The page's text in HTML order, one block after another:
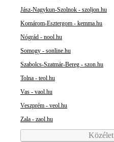
Jász-Nagykun-Szolnok - szoljon.hu
Komárom-Esztergom - kemma.hu
Nógrád - nool.hu
Somogy - sonline.hu
Szabolcs-Szatmár-Bereg - szon.hu
Tolna - teol.hu
Vas - vaol.hu
Veszprém - veol.hu
Zala - zaol.hu
Közélet